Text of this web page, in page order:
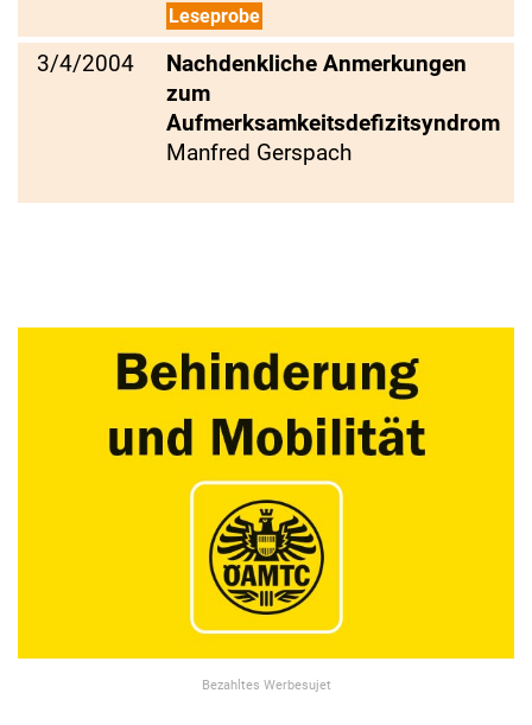
Leseprobe
3/4/2004
Nachdenkliche Anmerkungen
zum
Aufmerksamkeitsdefizitsyndrom
Manfred Gerspach
Bezahltes Werbesujet